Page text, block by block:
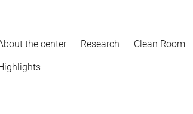
the center Research Clean Room